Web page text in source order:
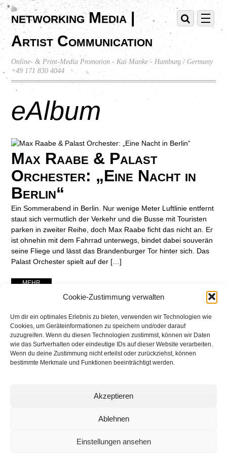
Cookie-Zustimmung verwalten
Um dir ein optimales Erlebnis zu bieten, verwenden wir Technologien wie
Cookies, um Geräteinformationen zu speichern und/oder darauf
zuzugreifen. Wenn du diesen Technologien zustimmst, können wir Daten
wie das Surfverhalten oder eindeutige IDs auf dieser Website verarbeiten.
Wenn du deine Zustimmung nicht erteilst oder zurückziehst, können
bestimmte Merkmale und Funktionen beeinträchtigt werden.
Akzeptieren
Ablehnen
Einstellungen ansehen
networking Media |
Artist Communication
Online- & Print-Media Promotion - Kai Manke - Hamburg / Germany
+49 171 830 4044
eAlbum
Max Raabe & Palast
Orchester: „Eine Nacht in
Berlin“
Ein Sommerabend in Berlin. Nur wenige Meter Luftlinie entfernt
staut sich vermutlich der Verkehr und die Busse mit Touristen
parken in zweiter Reihe, doch Max Raabe ficht das nicht an. Er
ist ohnehin mit dem Fahrrad unterwegs, bindet dabei souverän
seine Fliege und lässt das Brandenburger Tor hinter sich. Das
Palast Orchester spielt auf der […]
... MEHR ...
networking Media | Artist
Communication
© 2025 networking Media - Kai Manke